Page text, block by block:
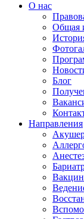
О нас
Общая
Блог
Направления